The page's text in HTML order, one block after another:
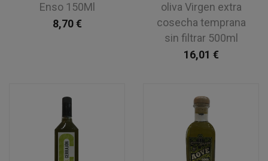
Enso 150Ml
8,70€
oliva Virgen extra
cosecha temprana
sin filtrar 500ml
16,01 €